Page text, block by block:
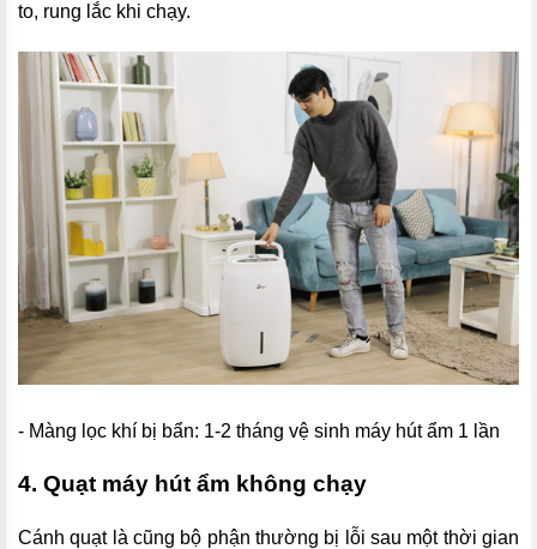
to, rung lắc khi chạy.
- Màng lọc khí bị bẩn: 1-2 tháng vệ sinh máy hút ẩm 1 lần
4. Quạt máy hút ẩm không chạy
Cánh quạt là cũng bộ phận thường bị lỗi sau một thời gian